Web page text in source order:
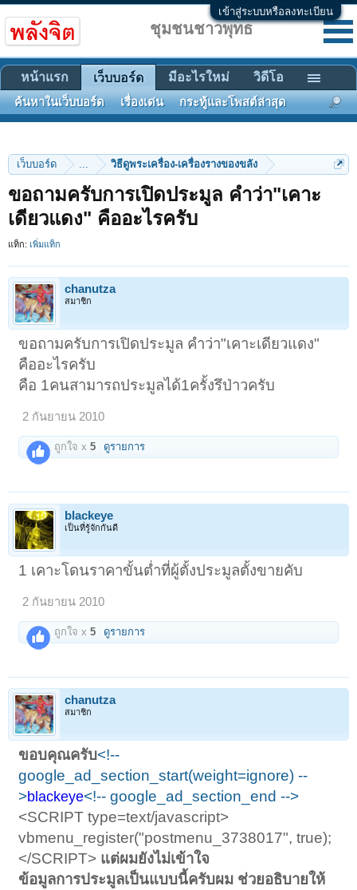
เข้าสู่ระบบหรือลงทะเบียน
เว็บบอร์ด ... วิธีดูพระเครื่อง-เครื่องรางของขลัง
ขอถามครับการเปิดประมูล คำว่า"เคาะ
เดียวแดง" คืออะไรครับ
แท็ก: เพิ่มแท็ก
chanutza
สมาชิก
ขอถามครับการเปิดประมูล คำว่า"เคาะเดียวแดง"
คืออะไรครับ
คือ 1คนสามารถประมูลได้1ครั้งรึป่าวครับ
2 กันยายน 2010
ถูกใจ x5 ดูรายการ
blackeye
เป็นที่รู้จักกันดี
1 เคาะโดนราคาขั้นต่ำที่ผู้ตั้งประมูลตั้งขายคับ
2 กันยายน 2010
ถูกใจ x5 ดูรายการ
chanutza
สมาชิก
ขอบคุณครับ<!--
google_ad_section_start(weight=ignore) --
>blackeye<!-- google_ad_section_end -->
<SCRIPT type=text/javascript>
vbmenu_register("postmenu_3738017", true);
</SCRIPT> แต่ผมยังไม่เข้าใจ
ข้อมูลการประมูลเป็นแบบนี้ครับผม ช่วยอธิบายให้
ชุมชนชาวพุทธ
หน้าแรก เว็บบอร์ด
ค้นหาในเว็บบอร์ด เรื่องเด่น กระทู้และโพสต์ล่าสุด
มีอะไรใหม่ วิดีโอ